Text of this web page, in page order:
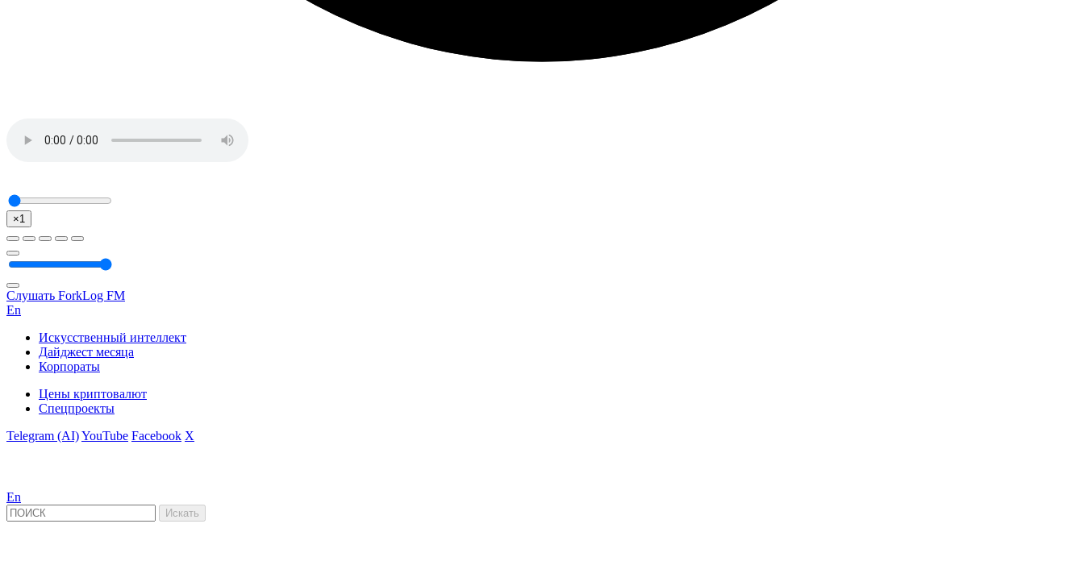
×1
Слушать ForkLog FM
En
Искусственный интеллект
Дайджест месяца
Корпораты
Цены криптовалют
Спецпроекты
Telegram (AI)YouTube Facebook X
En